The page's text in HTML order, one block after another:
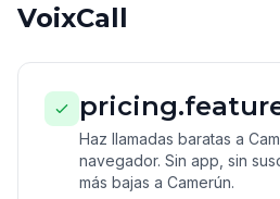
VoixCall
Haz llamadas baratas a
navegador. Sin app, sin
más bajas a Camerún.